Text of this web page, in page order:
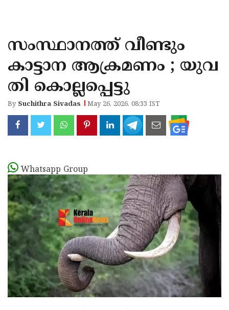
KANNUR
KASARAGOD
സംസ്ഥാനത്ത് വീണ്ടും
കാട്ടാന ആക്രമണം ; യുവ
തി കൊല്ലപ്പെട്ടു
By Suchithra Sivadas May 26, 2026, 08:33 IST
Whatsapp Group